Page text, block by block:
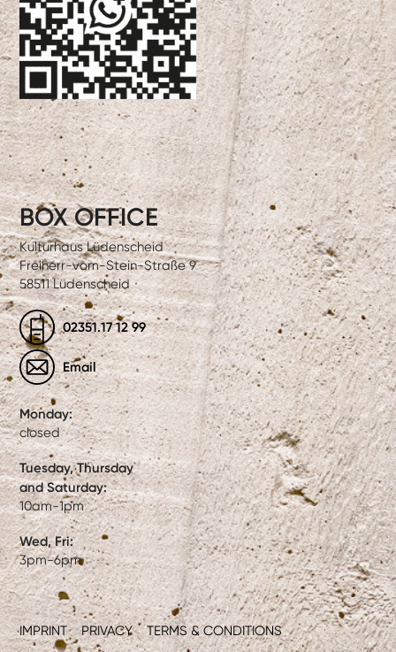
IMPRINT PRIVACY TERMS & CONDITIONS
BOX OFFICE
Kulturhaus Lüdenscheid
Freiherr-vom-Stein-Straße 9
58511 Lüdenscheid
02351.17 12 99
Email
Monday:
closed
Tuesday, Thursday
and Saturday:
10am-1pm
Wed, Fri:
3pm-6pm